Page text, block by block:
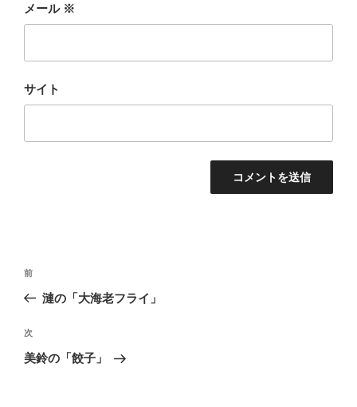
メール ※
サイト
投
ビ
ゲ
前
の
稿
前
漣の「大海老フライ」
次
の
次
美鈴の「餃子」